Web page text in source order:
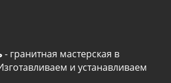
- гранитная мастерская в
и устанавливаем